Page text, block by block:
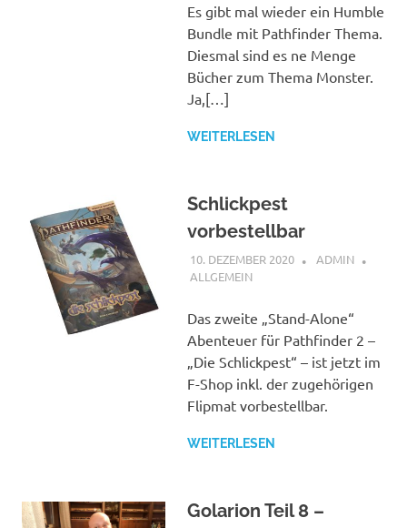
Es gibt mal wieder ein Humble
Bundle mit Pathfinder Thema.
Diesmal sind es ne Menge
Bücher zum Thema Monster.
Ja,[…]
WEITERLESEN
Schlickpest
vorbestellbar
10. DEZEMBER 2020
ADMIN
ALLGEMEIN
Das zweite „Stand-Alone“
Abenteuer für Pathfinder 2 –
„Die Schlickpest“ – ist jetzt im
F-Shop inkl. der zugehörigen
Flipmat vorbestellbar.
WEITERLESEN
Golarion Teil 8 –